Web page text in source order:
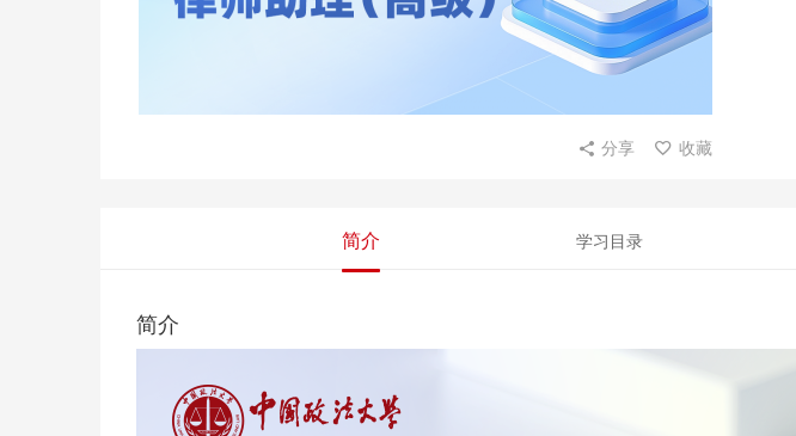
分享 收藏
简介 学习目录
简介